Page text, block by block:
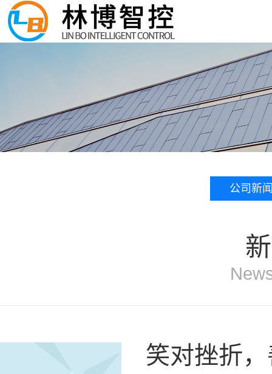
公司新
笑对挫折